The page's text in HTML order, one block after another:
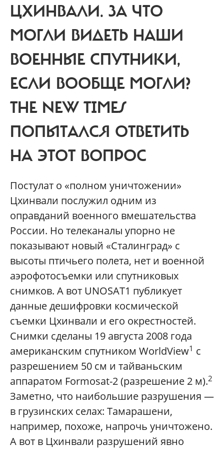
ЦХИНВАЛИ. ЗА ЧТО
МОГЛИ ВИДЕТЬ НАШИ
ВОЕННЫЕ СПУТНИКИ,
ЕСЛИ ВООБЩЕ МОГЛИ?
THE NEW TIMES
ПОПЫТАЛСЯ ОТВЕТИТЬ
НА ЭТОТ ВОПРОС
Постулат о «полном уничтожении»
Цхинвали послужил одним из
оправданий военного вмешательства
России. Но телеканалы упорно не
показывают новый «Сталинград» с
высоты птичьего полета, нет и военной
аэрофотосъемки или спутниковых
снимков. А вот UNOSAT1 публикует
данные дешифровки космической
съемки Цхинвали и его окрестностей.
Снимки сделаны 19 августа 2008 года
американским спутником WorldView1 с
разрешением 50 см и тайваньским
аппаратом Formosat-2 (разрешение 2 м).2
Заметно, что наибольшие разрушения —
в грузинских селах: Тамарашени,
например, похоже, напрочь уничтожено.
А вот в Цхинвали разрушений явно